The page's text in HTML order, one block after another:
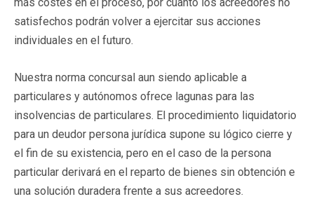
satisfechos podrán volver a ejercitar sus acciones
individuales en el futuro.
Nuestra norma concursal aun siendo aplicable a
particulares y autónomos ofrece lagunas para las
insolvencias de particulares. El procedimiento liquidatorio
para un deudor persona jurídica supone su lógico cierre y
el fin de su existencia, pero en el caso de la persona
particular derivará en el reparto de bienes sin obtención e
una solución duradera frente a sus acreedores.